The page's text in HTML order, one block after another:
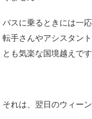
バスに乗るときには一
転手さんやアシスタン
とも気楽な国境越えです
それは、翌日のウィー